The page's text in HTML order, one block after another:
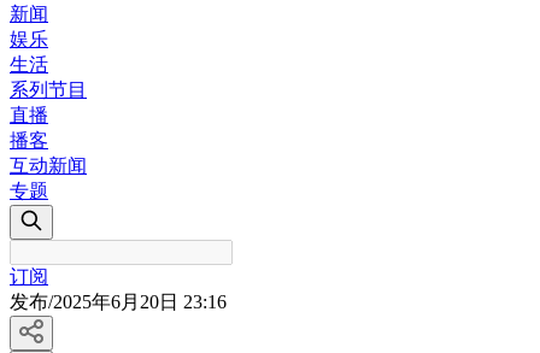
新闻
娱乐
生活
系列节目
直播
播客
互动新闻
专题
订阅
发布/2025年6月20日 23:16